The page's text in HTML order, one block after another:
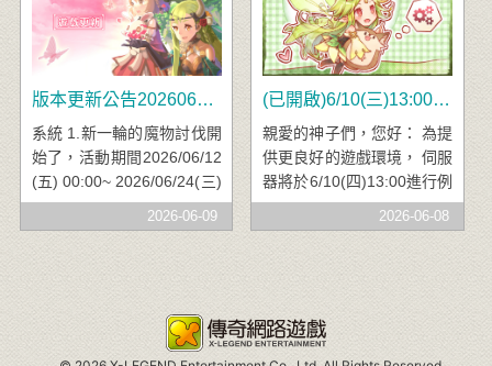
卡指定兌換證 真‧晶魄兌換
券
晶魄‧四階 手染服飾．夏戀
泳裝(女) 手染服飾．時尚永
褲(男) 面飾．酷熊檸檬冰棒
面飾．牛奶巧克冰棒
版本更新公告20260610 (2026/06/11新增說明)
系統 1.新一輪的魔物討伐開
始了，活動期間2026/06/12
(五) 00:00~ 2026/06/24(三)
23:59，神子們快盡情狩獵
魔物吧！ 2.(2026/6/11 11:1
勵之問題，已於今日（6/1
1）11:15 全數修正完畢，
2026-06-09
(已開啟)6/10(三)13:00~16:00例行性維護公告
親愛的神子們，您好： 為提
供更良好的遊戲環境， 伺服
器將於6/10(四)13:00進行例
行維護。 預計開機時間為下
午16:00點，若有變動將會
護。
2026-06-08